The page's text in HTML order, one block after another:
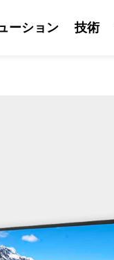
ーション 技術